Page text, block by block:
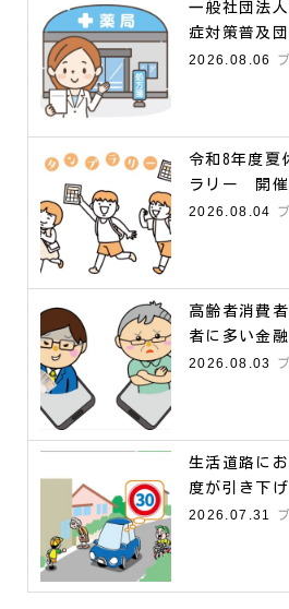
一般社団法
症対策普及
2026.08.06
令和8年度夏
ラリー 開催
2026.08.04
高齢者消費
者に多い金
2026.08.03
生活道路に
度が引き下
2026.07.31